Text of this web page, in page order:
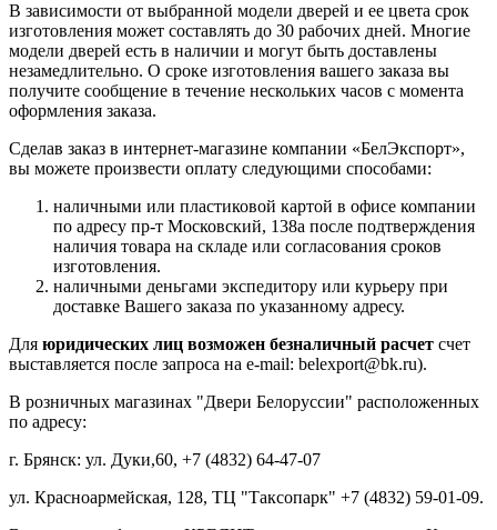
В зависимости от выбранной модели дверей и ее цвета срок
изготовления может составлять до 30 рабочих дней. Многие
модели дверей есть в наличии и могут быть доставлены
незамедлительно. О сроке изготовления вашего заказа вы
получите сообщение в течение нескольких часов с момента
оформления заказа.
Сделав заказ в интернет-магазине компании «БелЭкспорт»,
вы можете произвести оплату следующими способами:
наличными или пластиковой картой в офисе компании
по адресу пр-т Московский, 138а после подтверждения
наличия товара на складе или согласования сроков
изготовления.
наличными деньгами экспедитору или курьеру при
доставке Вашего заказа по указанному адресу.
Для юридических лиц возможен безналичный расчет счет
выставляется после запроса на e-mail: belexport@bk.ru).
В розничных магазинах "Двери Белоруссии" расположенных
по адресу:
г. Брянск: ул. Дуки,60, +7 (4832) 64-47-07
ул. Красноармейская, 128, ТЦ "Таксопарк" +7 (4832) 59-01-09.